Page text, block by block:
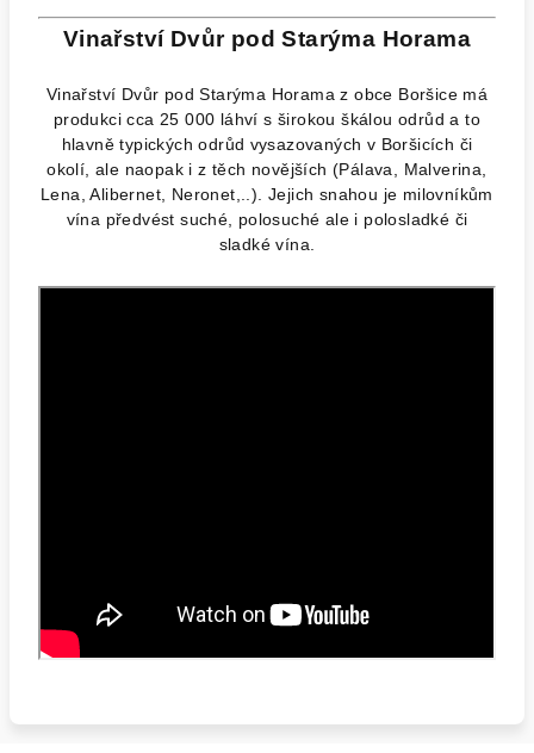
Vinařství Dvůr pod Starýma Horama
Vinařství Dvůr pod Starýma Horama z obce Boršice má
produkci cca 25 000 láhví s širokou škálou odrůd a to
hlavně typických odrůd vysazovaných v Boršicích či
okolí, ale naopak i z těch novějších (Pálava, Malverina,
Lena, Alibernet, Neronet,..). Jejich snahou je milovníkům
vína předvést suché, polosuché ale i polosladké či
sladké vína.